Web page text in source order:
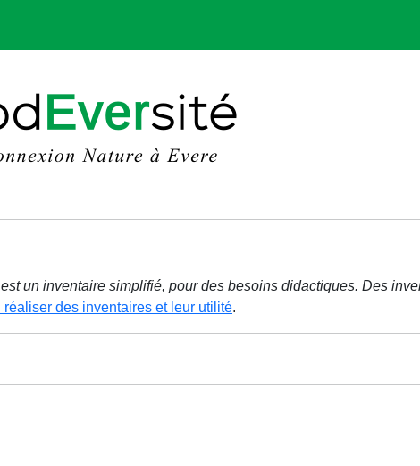
un inventaire simplifié, pour des besoins didactiques. Des
réaliser des inventaires et leur utilité.